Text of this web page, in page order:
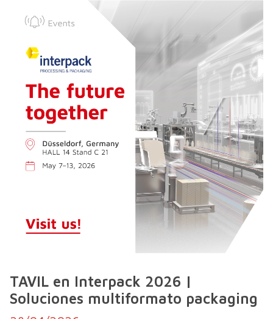
TAVIL en Interpack 2026 |
Soluciones multiformato packaging